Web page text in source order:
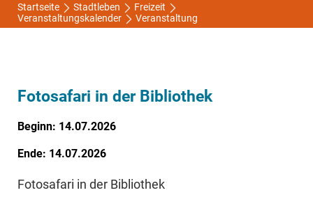
Startseite Stadtleben
Freizeit
Veranstaltungskalender
Veranstaltung
Fotosafari in der Bibliothek
Beginn: 14.07.2026
Ende: 14.07.2026
Fotosafari in der Bibliothek